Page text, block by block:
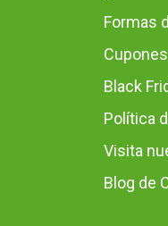
Formas
Black
Política
Visita
Blog de